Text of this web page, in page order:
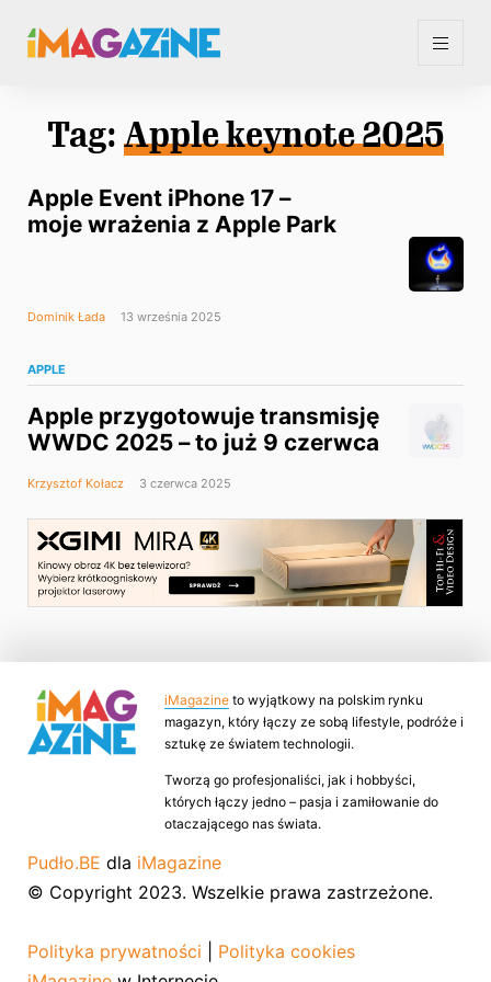
Tag: Apple keynote 2025
Apple Event iPhone 17 –
moje wrażenia z Apple Park
Dominik Łada 13 września 2025
APPLE
Apple przygotowuje transmisję
WWDC 2025 – to już 9 czerwca
Krzysztof Kołacz 3 czerwca 2025
iMagazine to wyjątkowy na polskim rynku
magazyn, który łączy ze sobą lifestyle, podróże i
sztukę ze światem technologii.
Tworzą go profesjonaliści, jak i hobbyści,
których łączy jedno – pasja i zamiłowanie do
otaczającego nas świata.
Pudło.BE dla iMagazine
© Copyright 2023. Wszelkie prawa zastrzeżone.
Polityka prywatności
Polityka cookies